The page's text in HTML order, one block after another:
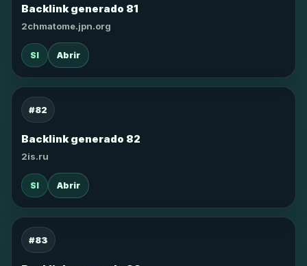
Backlink generado 81
2chmatome.jpn.org
SI Abrir
#82
Backlink generado 82
2is.ru
SI Abrir
#83